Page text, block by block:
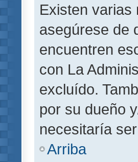
Existen varias
asegúrese de
encuentren
con La
excluído.
por su dueño
necesitaría
Arriba